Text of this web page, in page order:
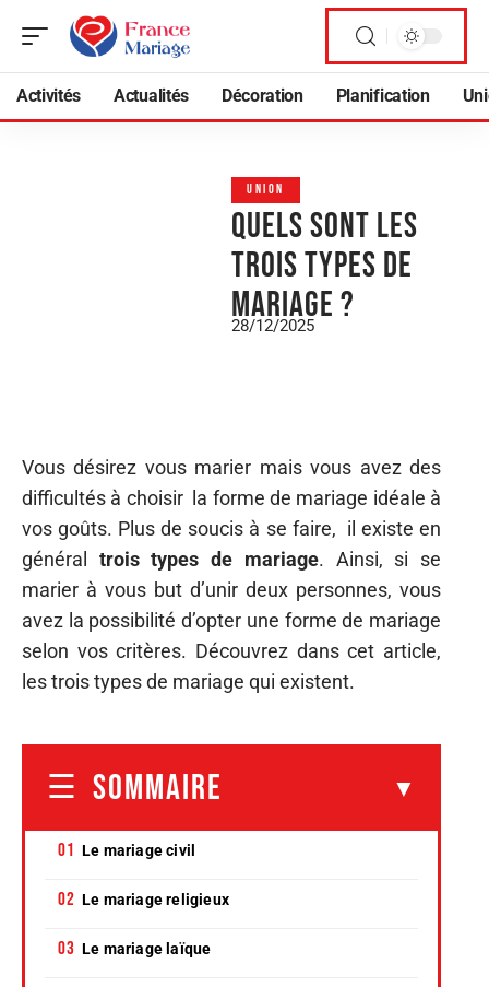
Activités Actualités Décoration Planification
UNION
Quels sont les
trois types de
mariage ?
28/12/2025
Vous désirez vous marier mais vous avez des
difficultés à choisir la forme de mariage idéale à
vos goûts. Plus de soucis à se faire, il existe en
général trois types de mariage. Ainsi, si se
marier à vous but d’unir deux personnes, vous
avez la possibilité d’opter une forme de mariage
selon vos critères. Découvrez dans cet article,
les trois types de mariage qui existent.
SOMMAIRE
Le mariage civil
Le mariage religieux
Le mariage laïque